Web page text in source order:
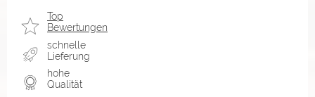
Top
Bewertungen
schnelle
Lieferung
hohe
Qualität